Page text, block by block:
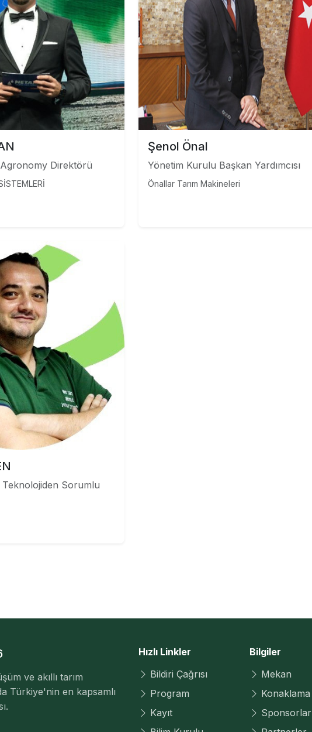
Direktörü
Şenol Önal
Yönetim Kurulu Başkan Yardımcısı
Önallar Tarım Makineleri
Sorumlu
ve akıllı tarım
Türkiye'nin en kapsamlı
Hızlı Linkler
Bildiri Çağrısı
Program
Kayıt
Bilgiler
Mekan
Konaklama
Sponsorlar